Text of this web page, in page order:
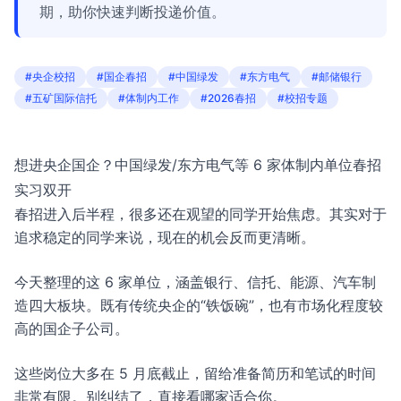
期，助你快速判断投递价值。
#央企校招 #国企春招 #中国绿发 #东方电气
#邮储银行
#五矿国际信托
#体制内工作 #2026春招 #校招专题
想进央企国企？中国绿发/东方电气等 6 家体制内单位春招
实习双开
春招进入后半程，很多还在观望的同学开始焦虑。其实对于
追求稳定的同学来说，现在的机会反而更清晰。
今天整理的这 6 家单位，涵盖银行、信托、能源、汽车制
造四大板块。既有传统央企的“铁饭碗”，也有市场化程度较
高的国企子公司。
这些岗位大多在 5 月底截止，留给准备简历和笔试的时间
非常有限。别纠结了，直接看哪家适合你。